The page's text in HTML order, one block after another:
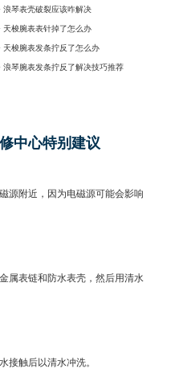
· 浪琴表壳破裂应该咋解决
· 天梭腕表表针掉了怎么办
· 天梭腕表发条拧反了怎么办
· 浪琴腕表发条拧反了解决技巧推荐
中心特别建议
源附近，因为电磁源可能会影响
属表链和防水表壳，然后用清水
接触后以清水冲洗。